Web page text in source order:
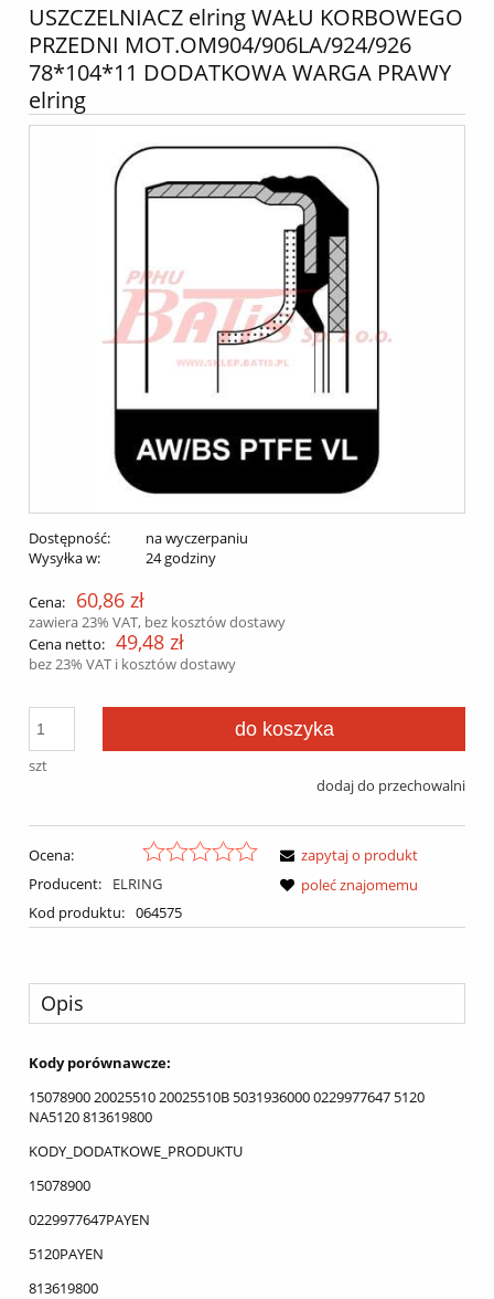
USZCZELNIACZ elring WAŁU KORBOWEGO
PRZEDNI MOT.OM904/906LA/924/926
78*104*11 DODATKOWA WARGA PRAWY
elring
Dostępność:
na wyczerpaniu
Wysyłka w:
24 godziny
Cena: 60,86 zł
zawiera 23% VAT, bez kosztów dostawy
Cena netto: 49,48 zł
bez 23% VAT i kosztów dostawy
szt
do koszyka
dodaj do przechowalni
Ocena:
Producent:
ELRING
Kod produktu: 064575
zapytaj o produkt
poleć znajomemu
Opis
Kody porównawcze:
15078900 20025510 20025510B 5031936000 0229977647 5120
NA5120 813619800
KODY_DODATKOWE_PRODUKTU
15078900
0229977647PAYEN
5120PAYEN
813619800